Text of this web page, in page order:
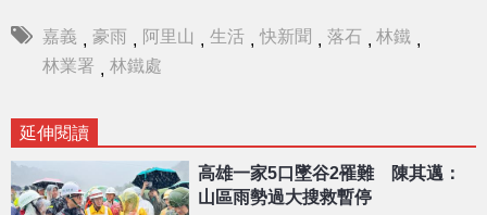
嘉義 , 豪雨 , 阿里山 , 生活 , 快新聞 , 落石 , 林鐵 ,
林業署 , 林鐵處
延伸閱讀
高雄一家5口墜谷2罹難 陳其邁：
山區雨勢過大搜救暫停